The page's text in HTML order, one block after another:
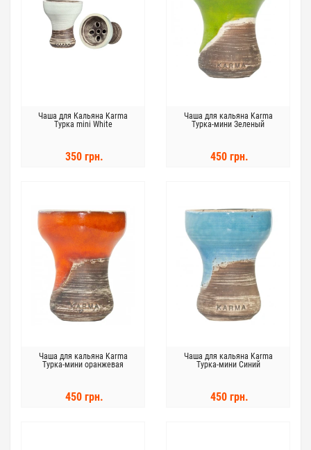
Чаша для Кальяна Karma
Турка mini White
350 грн.
Чаша для кальяна Karma
Турка-мини Зеленый
450 грн.
Чаша для кальяна Karma
Турка-мини оранжевая
450 грн.
Чаша для кальяна Karma
Турка-мини Синий
450 грн.